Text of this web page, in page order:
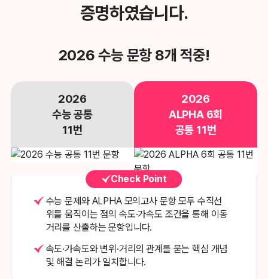
증명하였습니다.
2026 수능 문항 8개 적중!
2026
수능 공통
11번
2026
ALPHA 6회
공통 11번
Check Point
수능 문제와 ALPHA 모의고사 문항 모두 수직선
위를 움직이는 점의 속도·가속도 조건을 통해 이동
거리를 산출하는 문항입니다.
속도·가속도와 변위·거리의 관계를 묻는 핵심 개념
및 해결 논리가 일치합니다.